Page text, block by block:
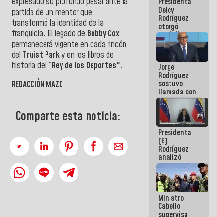
partida de un mentor que
transformó la identidad de la
franquicia. El legado de Bobby Cox
permanecerá vigente en cada rincón
del Truist Parky en los libros de
historia del "Rey de los Deportes".
REDACCIÓN MAZO
Comparte esta noticia:
abordar
planes de
acción
Delcy
Rodríguez
otorgó
medalla
"Héroe de
Venezuela"
a servidores
públicos
Jorge
Rodríguez
sostuvo
llamada con
Dinorah
Figuera y
acuerdan
primer
encuentro
presencial
para el
diálogo
Presidenta
(E)
Rodríguez
analizó
junto a
gobernadores
planes de
recuperación
del Sistema
Eléctrico
Ministro
Cabello
supervisa